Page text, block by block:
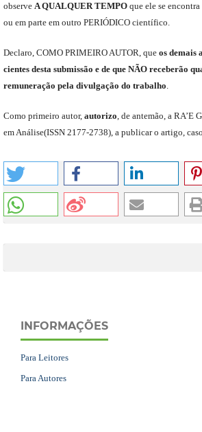
observe A QUALQUER TEMPOque elese
ou em parte em outro PERIÓDICOcientífico.
Declaro, COMO PRIMEIRO AUTOR,que os demais
cientes desta submissão e de que NÃOreceberão
remuneração pela divulgação do trabalho.
Como primeiro autor, autorizo, de antemão, a RA’E
em Análise(ISSN 2177-2738), a publicar o artigo,
INFORMAÇÕES
Para Leitores
Para Autores